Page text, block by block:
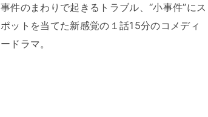
事件のまわりで起きるトラブル、“小事件”にス
ポットを当てた新感覚の１話15分のコメディ
ードラマ。